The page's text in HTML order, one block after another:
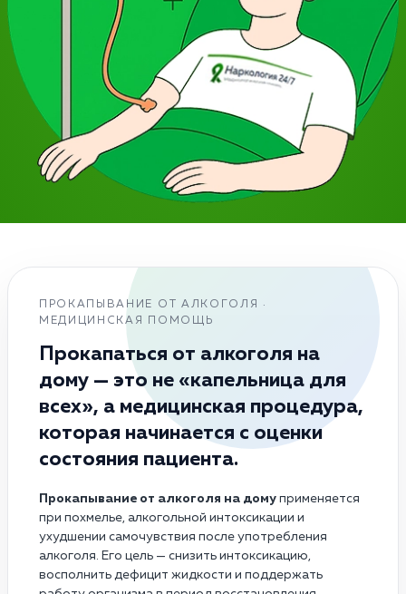
ПРОКАПЫВАНИЕ ОТ АЛКОГОЛЯ ·
МЕДИЦИНСКАЯ ПОМОЩЬ
Прокапаться от алкоголя на
дому — это не «капельница для
всех», а медицинская процедура,
которая начинается с оценки
состояния пациента.
Прокапывание от алкоголя на дому применяется
при похмелье, алкогольной интоксикации и
ухудшении самочувствия после употребления
алкоголя. Его цель — снизить интоксикацию,
восполнить дефицит жидкости и поддержать